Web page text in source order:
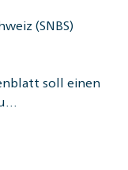
(SNBS)
soll einen